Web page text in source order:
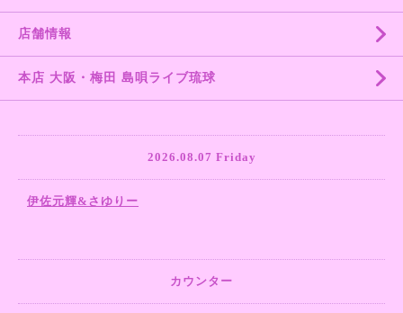
店舗情報
本店 大阪・梅田 島唄ライブ琉球
2026.08.07 Friday
伊佐元輝&さゆりー
カウンター